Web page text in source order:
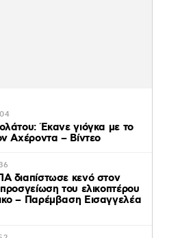
Έκανε γιόγκα με το
Αχέροντα – Βίντεο
διαπίστωσε κενό στον
του ελικοπτέρου
– Παρέμβαση Εισαγγελέα